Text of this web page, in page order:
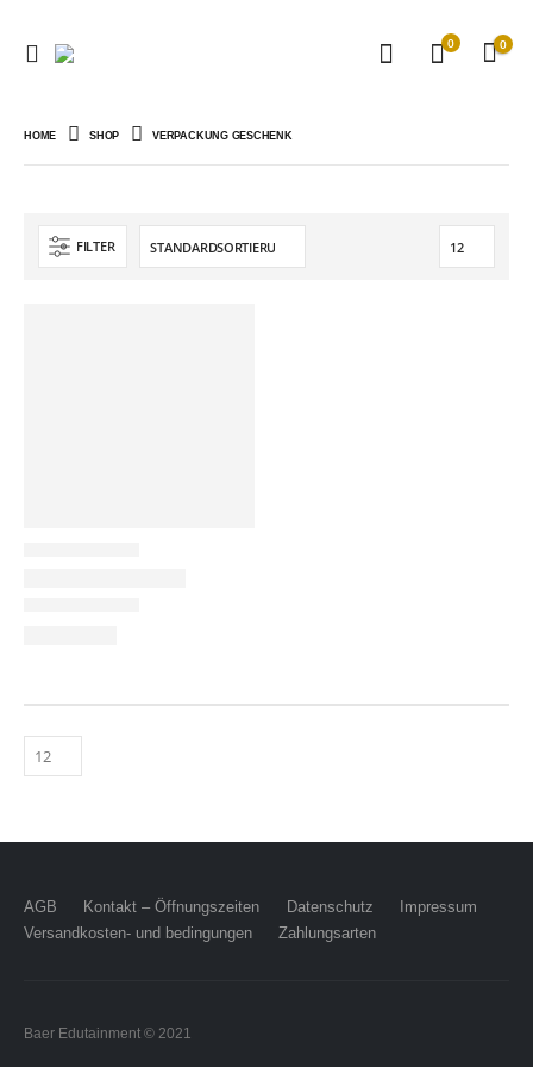
0 0
HOME SHOP VERPACKUNG GESCHENK
FILTER
AGB Kontakt – Öffnungszeiten Datenschutz
Impressum
Versandkosten- und bedingungen
Zahlungsarten
Baer Edutainment © 2021